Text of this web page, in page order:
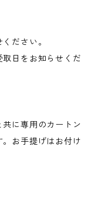
ださい。
日をお知らせくだ
に専用のカートン
お手提げはお付け